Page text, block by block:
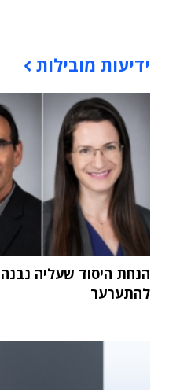
ידיעות מובילות
הנחת היסוד שעליה
להתערער